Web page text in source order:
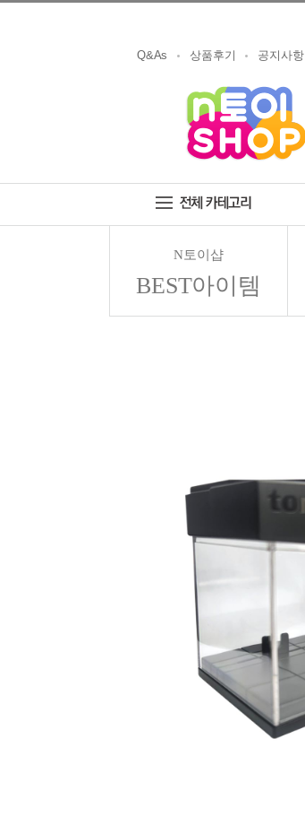
Q&As 상품후기 공지사항
N토이샵
BEST아이템